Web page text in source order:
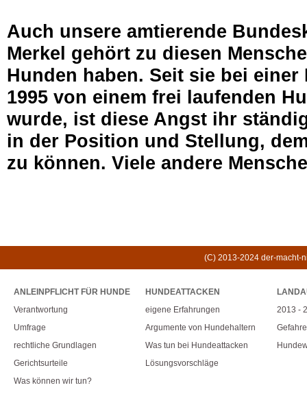
Auch unsere amtierende
Merkel gehört zu diesen
Hunden haben. Seit sie bei
1995 von einem frei laufenden
wurde, ist diese Angst ihr
in der Position und Stellung,
zu können. Viele andere
(C) 2013-2024 der-macht-
ANLEINPFLICHT FÜR HUNDE
Verantwortung
Umfrage
rechtliche Grundlagen
Gerichtsurteile
Was können wir tun?
HUNDEATTACKEN
eigene Erfahrungen
Argumente von Hundehaltern
Was tun bei Hundeattacken
Lösungsvorschläge
2013 -